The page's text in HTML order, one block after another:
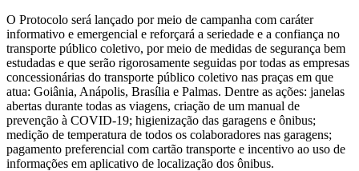
O Protocolo será lançado por meio de campanha com caráter
informativo e emergencial e reforçará a seriedade e a confiança no
transporte público coletivo, por meio de medidas de segurança bem
estudadas e que serão rigorosamente seguidas por todas as empresas
concessionárias do transporte público coletivo nas praças em que
atua: Goiânia, Anápolis, Brasília e Palmas. Dentre as ações: janelas
abertas durante todas as viagens, criação de um manual de
prevenção à COVID-19; higienização das garagens e ônibus;
medição de temperatura de todos os colaboradores nas garagens;
pagamento preferencial com cartão transporte e incentivo ao uso de
informações em aplicativo de localização dos ônibus.